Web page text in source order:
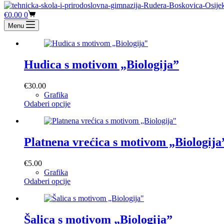
Košarica
€0.00 0
Menu
Hudica s motivom „Biologija”
€30.00
Grafika
Odaberi opcijeOvaj
ima
varijanti.
Opcije
na
proizvoda
Platnena vrećica s motivom
€5.00
Grafika
Odaberi opcijeOvaj
ima
varijanti.
Šalica s motivom „Biologija”